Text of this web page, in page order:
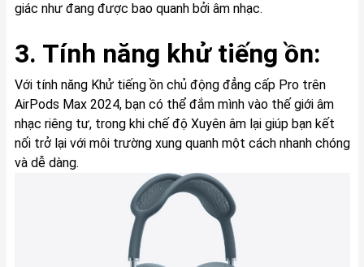
giác như đang được bao quanh bởi âm nhạc.
3. Tính năng khử tiếng ồn:
Với tính năng Khử tiếng ồn chủ động đẳng cấp Pro trên
AirPods Max 2024, bạn có thể đắm mình vào thế giới âm
nhạc riêng tư, trong khi chế độ Xuyên âm lại giúp bạn kết
nối trở lại với môi trường xung quanh một cách nhanh chóng
và dễ dàng.